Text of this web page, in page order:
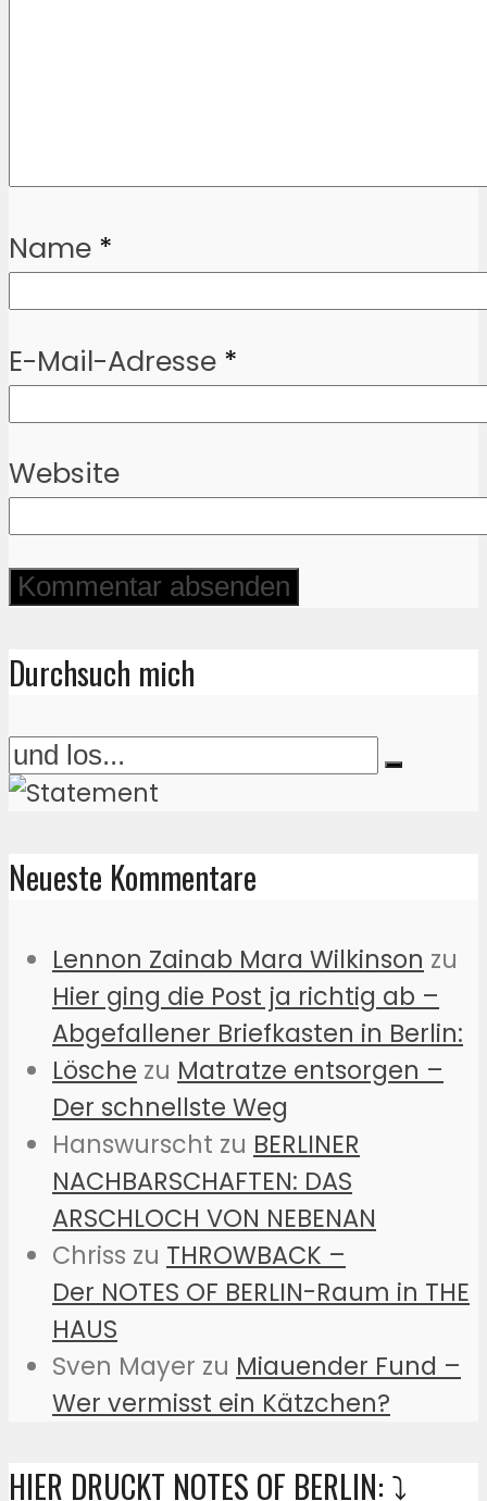
Name *
E-Mail-Adresse *
Website
Durchsuch mich
Neueste Kommentare
Lennon Zainab Mara Wilkinson zu
Hier ging die Post ja richtig ab –
Abgefallener Briefkasten in Berlin:
Lösche zu Matratze entsorgen –
Der schnellste Weg
Hanswurscht zu BERLINER
NACHBARSCHAFTEN: DAS
ARSCHLOCH VON NEBENAN
Chriss zu THROWBACK –
Der NOTES OF BERLIN-Raum in THE
HAUS
Sven Mayer zu Miauender Fund –
Wer vermisst ein Kätzchen?
HIER DRUCKT NOTES OF BERLIN: ⤵️